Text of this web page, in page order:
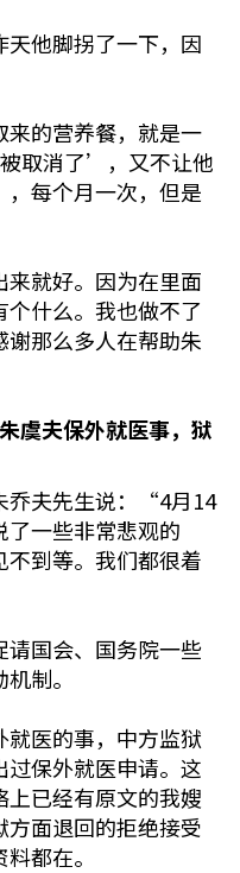
他脚拐了一下，因
的营养餐，就是一
取消了’，又不让他
每个月一次，但是
就好。因为在里面
什么。我也做不了
那么多人在帮助朱
虞夫保外就医事，狱
乔夫先生说：“4月14
了一些非常悲观的
到等。我们都很着
请国会、国务院一些
制。
医的事，中方监狱
保外就医申请。这
已经有原文的我嫂
面退回的拒绝接受
都在。